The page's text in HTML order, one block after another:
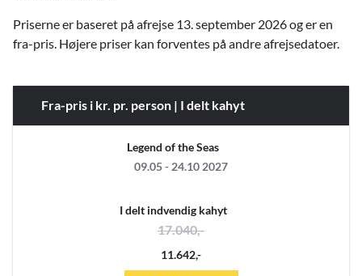
Priserne er baseret på afrejse 13. september 2026 og er en
fra-pris. Højere priser kan forventes på andre afrejsedatoer.
Fra-pris i kr. pr. person | I delt kahyt
Legend of the Seas
09.05 - 24.10 2027
I delt indvendig kahyt
17.040,-
11.642,-